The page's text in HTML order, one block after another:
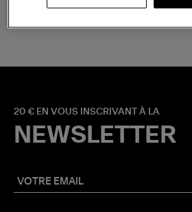
20 € EN VOUS INSCRIVANT À LA
NEWSLETTER